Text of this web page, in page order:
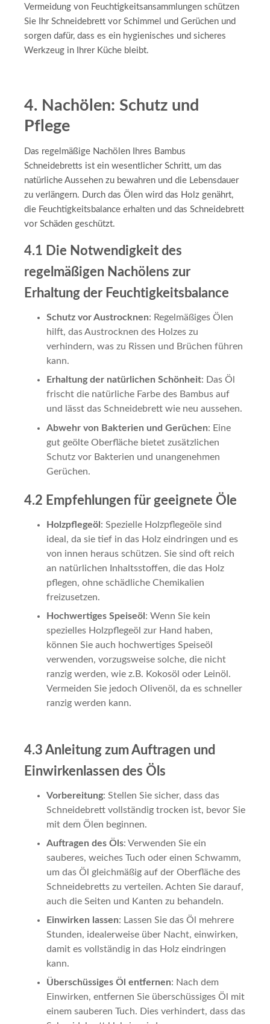
Vermeidung von Feuchtigkeitsansammlungen schützen
Sie Ihr Schneidebrett vor Schimmel und Gerüchen und
sorgen dafür, dass es ein hygienisches und sicheres
Werkzeug in Ihrer Küche bleibt.
4. Nachölen: Schutz und
Pflege
Das regelmäßige Nachölen Ihres Bambus
Schneidebretts ist ein wesentlicher Schritt, um das
natürliche Aussehen zu bewahren und die Lebensdauer
zu verlängern. Durch das Ölen wird das Holz genährt,
die Feuchtigkeitsbalance erhalten und das Schneidebrett
vor Schäden geschützt.
4.1 Die Notwendigkeit des
regelmäßigen Nachölens zur
Erhaltung der Feuchtigkeitsbalance
Schutz vor Austrocknen: Regelmäßiges Ölen
hilft, das Austrocknen des Holzes zu
verhindern, was zu Rissen und Brüchen führen
kann.
Erhaltung der natürlichen Schönheit: Das Öl
frischt die natürliche Farbe des Bambus auf
und lässt das Schneidebrett wie neu aussehen.
Abwehr von Bakterien und Gerüchen: Eine
gut geölte Oberfläche bietet zusätzlichen
Schutz vor Bakterien und unangenehmen
Gerüchen.
4.2 Empfehlungen für geeignete Öle
Holzpflegeöl : Spezielle Holzpflegeöle sind
ideal, da sie tief in das Holz eindringen und es
von innen heraus schützen. Sie sind oft reich
an natürlichen Inhaltsstoffen, die das Holz
pflegen, ohne schädliche Chemikalien
freizusetzen.
Hochwertiges Speiseöl : Wenn Sie kein
spezielles Holzpflegeöl zur Hand haben,
können Sie auch hochwertiges Speiseöl
verwenden, vorzugsweise solche, die nicht
ranzig werden, wie z.B. Kokosöl oder Leinöl.
Vermeiden Sie jedoch Olivenöl, da es schneller
ranzig werden kann.
4.3 Anleitung zum Auftragen und
Einwirkenlassen des Öls
Vorbereitung: Stellen Sie sicher, dass das
Schneidebrett vollständig trocken ist, bevor Sie
mit dem Ölen beginnen.
Auftragen des Öls: Verwenden Sie ein
sauberes, weiches Tuch oder einen Schwamm,
um das Öl gleichmäßig auf der Oberfläche des
Schneidebretts zu verteilen. Achten Sie darauf,
auch die Seiten und Kanten zu behandeln.
Einwirken lassen: Lassen Sie das Öl mehrere
Stunden, idealerweise über Nacht, einwirken,
damit es vollständig in das Holz eindringen
kann.
Überschüssiges Öl entfernen: Nach dem
Einwirken, entfernen Sie überschüssiges Öl mit
einem sauberen Tuch. Dies verhindert, dass das